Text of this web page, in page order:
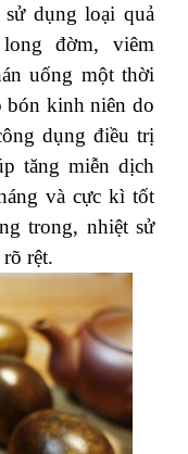
dụng loại quả
đờm, viêm
uống một thời
bón kinh niên do
dụng điều trị
tăng miễn dịch
và cực kì tốt
trong, nhiệt sử
rệt.